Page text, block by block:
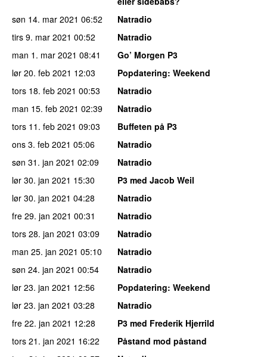
søn 14. mar 2021 06:52
Natradio
tirs 9. mar 2021 00:52
Natradio
man 1. mar 2021 08:41
Go’ Morgen P3
lør 20. feb 2021 12:03 Popdatering: Weekend
tors 18. feb 2021 00:53
Natradio
man 15. feb 2021 02:39
Natradio
tors 11. feb 2021 09:03
Buffeten på P3
ons 3. feb 2021 05:06
Natradio
søn 31. jan 2021 02:09
Natradio
lør 30. jan 2021 15:30
P3 med Jacob Weil
lør 30. jan 2021 04:28
Natradio
fre 29. jan 2021 00:31
Natradio
tors 28. jan 2021 03:09
Natradio
man 25. jan 2021 05:10
Natradio
søn 24. jan 2021 00:54
Natradio
lør 23. jan 2021 12:56 Popdatering: Weekend
lør 23. jan 2021 03:28
Natradio
fre 22. jan 2021 12:28
P3 med Frederik Hjerrild
tors 21. jan 2021 16:22
Påstand mod påstand